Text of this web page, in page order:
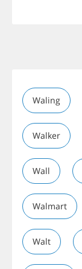
Waling
Walker
Wall
Walmart
Walt